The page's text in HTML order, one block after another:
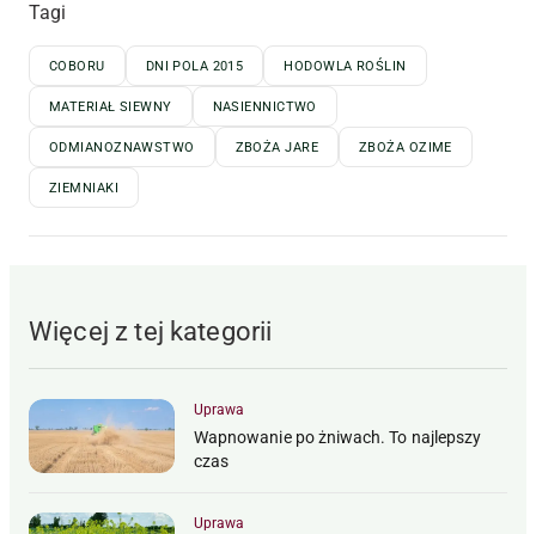
Tagi
COBORU DNI POLA 2015 HODOWLA ROŚLIN
MATERIAŁ SIEWNY NASIENNICTWO
ODMIANOZNAWSTWO ZBOŻA JARE ZBOŻA OZIME
ZIEMNIAKI
Więcej z tej kategorii
Uprawa
Wapnowanie po żniwach. To najlepszy
czas
Uprawa